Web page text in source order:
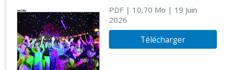
PDF| 10,70 Mo | 19 Juin
2026
Télécharger